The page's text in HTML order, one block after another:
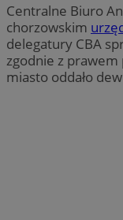
Centralne Biuro
chorzowskim
delegatury CBA
zgodnie z prawem
miasto oddało